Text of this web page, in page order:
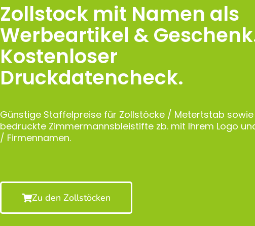
Zollstock mit Namen als
Werbeartikel &
Kostenloser
Druckdatencheck.
Günstige Staffelpreise für Zollstöcke / Metertstab
bedruckte Zimmermannsbleistifte zb. mit Ihrem Logo
/ Firmennamen.
Zu den Zollstöcken